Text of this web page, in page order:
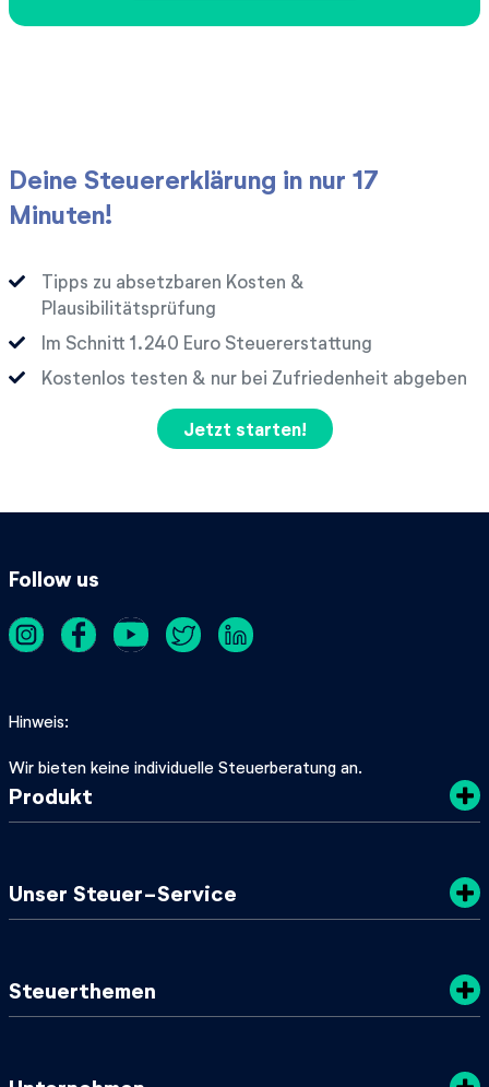
Deine Steuererklärung in nur 17
Minuten!
Tipps zu absetzbaren Kosten &
Plausibilitätsprüfung
Im Schnitt
Euro Steuererstattung
Kostenlos testen & nur bei Zufriedenheit abgeben
Jetzt starten!
Follow us
Hinweis
Wir bieten keine individuelle Steuerberatung an.
Produkt
Unser Steuer-Service
Steuerthemen